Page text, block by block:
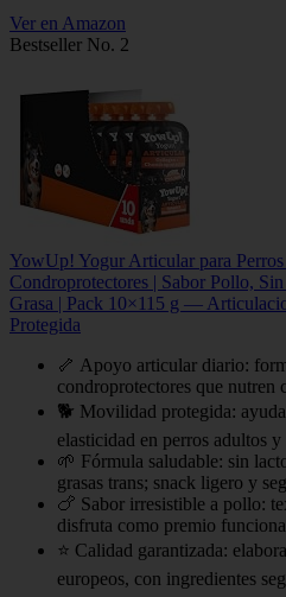
Ver en Amazon
Bestseller No. 2
YowUp! Yogur Articular para
Condroprotectores | Sabor Pollo,
Grasa | Pack 10×115 g —
Protegida
🦴 Apoyo articular diario:
condroprotectores que nutren
🐕 Movilidad protegida:
elasticidad en perros adultos y
🌱 Fórmula saludable: sin
grasas trans; snack ligero y
🍗 Sabor irresistible a pollo:
disfruta como premio
⭐ Calidad garantizada:
europeos, con ingredientes